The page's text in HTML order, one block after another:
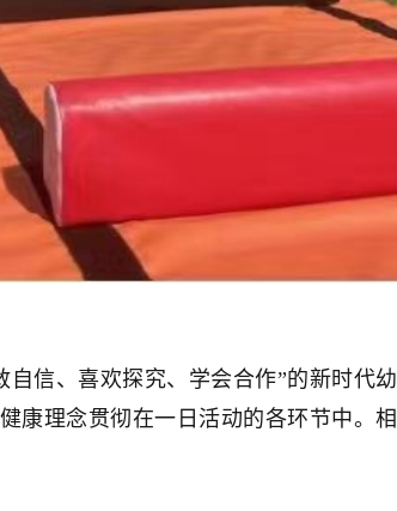
、喜欢探究、学会合作”的新时代
康理念贯彻在一日活动的各环节中。